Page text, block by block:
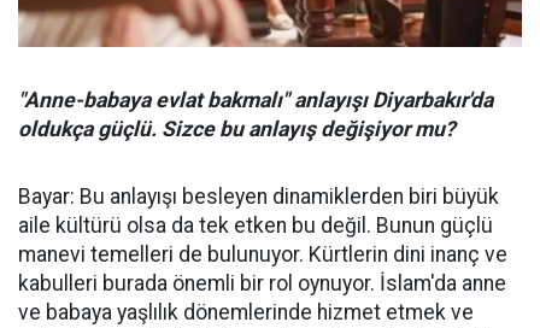
"Anne-babaya evlat bakmalı" anlayışı Diyarbakır'da
oldukça güçlü. Sizce bu anlayış değişiyor mu?
Bayar: Bu anlayışı besleyen dinamiklerden biri büyük
aile kültürü olsa da tek etken bu değil. Bunun güçlü
manevi temelleri de bulunuyor. Kürtlerin dini inanç ve
kabulleri burada önemli bir rol oynuyor. İslam'da anne
ve babaya yaşlılık dönemlerinde hizmet etmek ve